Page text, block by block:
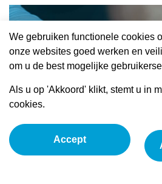
REFIX
Dry Needling
We gebruiken functionele cookies
onze websites goed werken en
om u de best mogelijke
Als u op 'Akkoord' klikt, stemt u in
cookies.
Accept